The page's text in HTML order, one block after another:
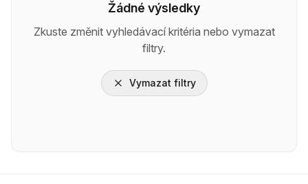
Žádné výsledky
Zkuste změnit vyhledávací kritéria nebo vymazat
filtry.
Vymazat filtry